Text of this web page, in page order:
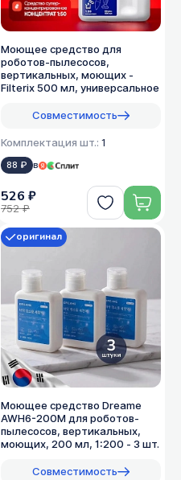
Моющее средство для
роботов-пылесосов,
вертикальных, моющих -
Filterix 500 мл, универсальное
Совместимость
Комплектация шт.: 1
88 ₽ в
526 ₽
752 ₽
Моющее средство Dreame
AWH6-200M для роботов-
пылесосов, вертикальных,
моющих, 200 мл, 1:200 - 3 шт.
Совместимость
оригинал